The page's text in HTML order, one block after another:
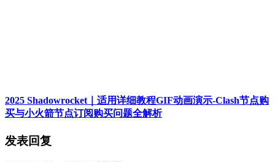
2025 Shadowrocket｜适用详细教程GIF动画演示-Clash节点购
买与小火箭节点订阅购买问题全解析
发表回复